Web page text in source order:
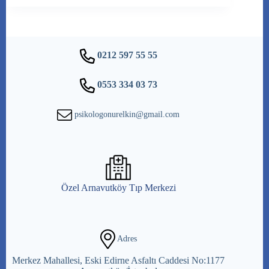
0212 597 55 55
0553 334 03 73
psikologonurelkin@gmail.com
Özel Arnavutköy Tıp Merkezi
Adres
Merkez Mahallesi, Eski Edirne Asfaltı Caddesi No:1177